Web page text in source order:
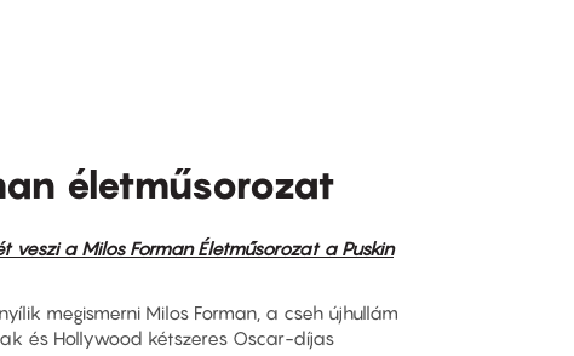
életműsorozat
veszi a Milos Forman Életműsorozat a Puskin
megismerni Milos Forman, a cseh újhullám
és Hollywood kétszeres Oscar-díjas